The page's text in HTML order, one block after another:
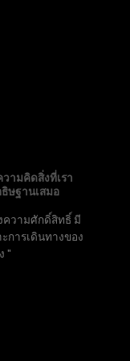
ามคิดสิ่งที่เรา
ษฐานเสมอ
ความศักดิ์สิทธิ์ มี
การเดินทางของ
"